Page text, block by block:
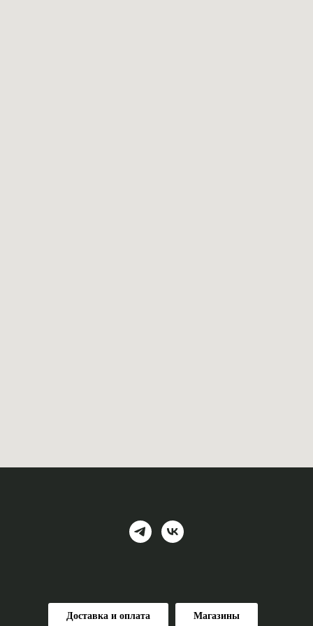
Доставка и оплата Магазины